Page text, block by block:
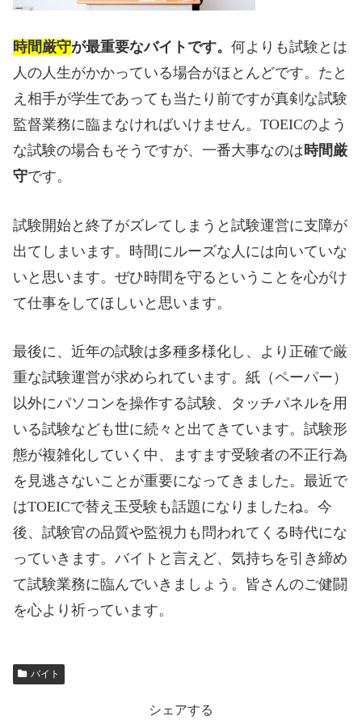
時間厳守が最重要なバイトです。 何よりも試験とは
人の人生がかかっている場合がほとんどです。たと
え相手が学生であっても当たり前ですが真剣な試験
監督業務に臨まなければいけません。 TOEICのよう
な試験の場合もそうですが、一番大事なのは 時間厳
守です。
試験開始と終了がズレてしまうと試験運営に支障が
出てしまいます。時間にルーズな人には向いていな
いと思います。ぜひ時間を守るということを心がけ
て仕事をしてほしいと思います。
最後に、近年の試験は多種多様化し、より正確で厳
重な試験運営が求められています。紙（ペーパー）
以外にパソコンを操作する試験、タッチパネルを用
いる試験なども世に続々と出てきています。試験形
態が複雑化していく中、ますます受験者の不正行為
を見逃さないことが重要になってきました。最近で
はTOEICで替え玉受験も話題になりましたね。今
後、試験官の品質や監視力も問われてくる時代にな
っていきます。バイトと言えど、気持ちを引き締め
て試験業務に臨んでいきましょう。皆さんのご健闘
を心より祈っています。
バイト
シェアする